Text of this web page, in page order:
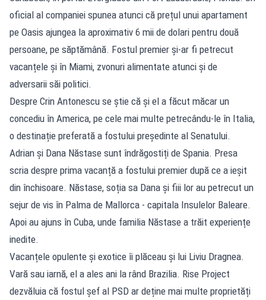
oficial al companiei spunea atunci că prețul unui apartament
pe Oasis ajungea la aproximativ 6 mii de dolari pentru două
persoane, pe săptămână. Fostul premier și-ar fi petrecut
vacanțele și în Miami, zvonuri alimentate atunci și de
adversarii săi politici.
Despre Crin Antonescu se știe că și el a făcut măcar un
concediu în America, pe cele mai multe petrecându-le în Italia,
o destinație preferată a fostului președinte al Senatului.
Adrian și Dana Năstase sunt îndrăgostiți de Spania. Presa
scria despre prima vacanță a fostului premier după ce a ieșit
din închisoare. Năstase, soția sa Dana și fiii lor au petrecut un
sejur de vis în Palma de Mallorca - capitala Insulelor Baleare.
Apoi au ajuns în Cuba, unde familia Năstase a trăit experiențe
inedite.
Vacanțele opulente și exotice îi plăceau și lui Liviu Dragnea.
Vară sau iarnă, el a ales ani la rând Brazilia. Rise Project
dezvăluia că fostul șef al PSD ar deține mai multe proprietăți